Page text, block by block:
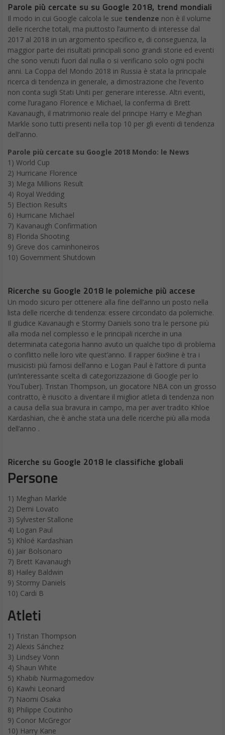
Parole più cercate su su Google 2018, trend mondiali
Il modo in cui Google calcola le sue tendenze non è il volume
delle ricerche totali, ma piuttosto l’aumento di interesse dal
2017 al 2018 in un argomento specifico e, di conseguenza, la
maggior parte dei risultati principali sono grandi storie ed eventi
che sono venuti fuori dal nulla o si verificano solo ogni pochi
anni. La Coppa del Mondo 2018 in Russia è stata la principale
ricerca di tendenza in generale, a dimostrazione che l’evento
non conta sugli Stati Uniti per generare interesse. Altri eventi,
come l’uragano Florence e Michael, la conferma di Brett
Kavanaugh, il matrimonio reale del principe Harry e Meghan
Markle sono tutti presenti nella top 10 per gli eventi di tendenza
dell’anno.
Parole più cercate su Google 2018 Mondo: le News
1) World Cup
2) Hurricane Florence
3) Mega Millions Result
4) Royal Wedding
5) Election Results
6) Hurricane Michael
7) Kavanaugh Confirmation
8) Florida Shooting
9) Greve dos caminhoneiros
10) Government Shutdown
Ricerche su Google 2018 le polemiche più accese
Un modo sicuro per ottenere alla fine dell’anno un posto nella
lista delle ricerche di tendenza: essere circondato da polemiche.
Il giudice Kavanaugh e Stormy Daniels sono tra le persone più
alla moda nel complesso e le principali ricerche in una
determinata categoria hanno avuto un qualche tipo di problema
o conflitto nelle loro vite quest’anno. Il rapper 6ix9ine è tra i
musicisti più famosi dell’anno e Logan Paul è l’attore di punta
(un’interessante scelta di categorizzazione di Google per lo
YouTuber). Tristan Thompson, un giocatore NBA con un grosso
contratto, è riuscito a diventare il miglior atleta di tendenza non
a causa della sua bravura in campo, ma per aver tradito Khloe
Kardashian, che è anche stata una delle ricerche più alla moda
dell’anno .
Ricerche su Google 2018 le classifiche globali
Persone
1) Meghan Markle
2) Demi Lovato
3) Sylvester Stallone
4) Logan Paul
5) Khloé Kardashian
6) Jair Bolsonaro
7) Brett Kavanaugh
8) Hailey Baldwin
9) Stormy Daniels
10) Cardi B
Atleti
1) Tristan Thompson
2) Alexis Sánchez
3) Lindsey Vonn
4) Shaun White
5) Khabib Nurmagomedov
6) Kawhi Leonard
7) Naomi Osaka
8) Philippe Coutinho
9) Conor McGregor
10) Harry Kane